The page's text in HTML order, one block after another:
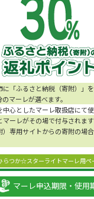
に「ふるさと納税（寄附）」
マーレが選べます。
心としたマーレ取扱店にて
ーレがその場で付与されます
専用サイトからの寄附の場
らつか☆スターライトマーレ用ペ
マーレ申込期限・使用